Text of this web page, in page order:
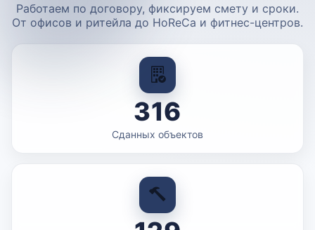
Работаем по договору, фиксируем смету и сроки.
От офисов и ритейла до HoReCa и фитнес-центров.
316
Сданных объектов